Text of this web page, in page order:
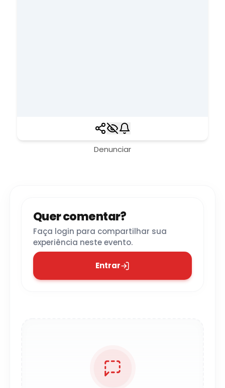
Denunciar
Quer comentar?
Faça login para compartilhar sua
experiência neste evento.
Entrar